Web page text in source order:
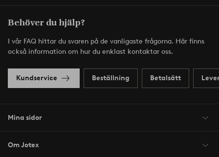
Behöver du hjälp?
I vår FAQ hittar du svaren på de vanligaste frågorna. Här finns
också information om hur du enklast kontaktar oss.
Kundservice Beställning Betalsätt
Mina sidor
Om Jotex